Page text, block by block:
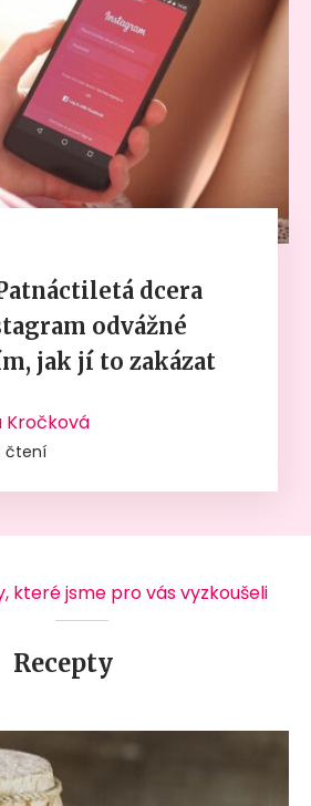
dcera
odvážné
jak jí to zakázat
Kročková
čtení
které jsme pro vás vyzkoušeli
Recepty